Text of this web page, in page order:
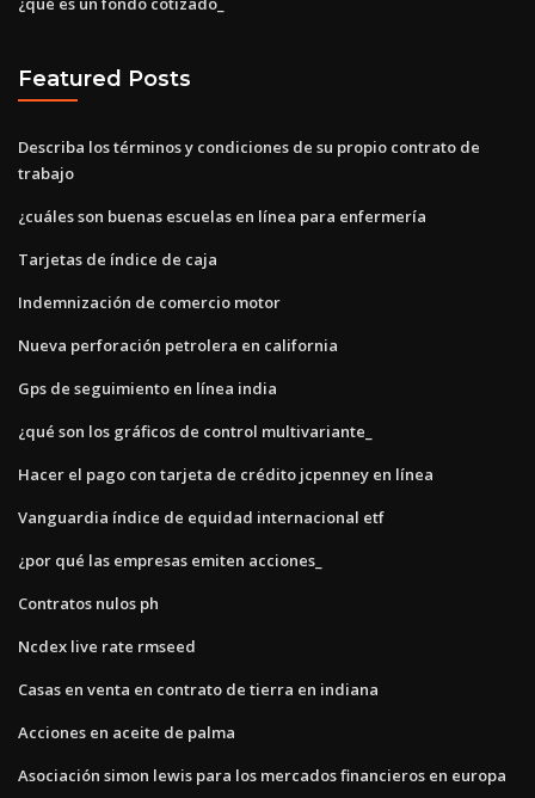
Featured Posts
Describa los términos y condiciones de su propio contrato de
trabajo
¿cuáles son buenas escuelas en línea para enfermería
Tarjetas de índice de caja
Indemnización de comercio motor
Nueva perforación petrolera en california
Gps de seguimiento en línea india
¿qué son los gráficos de control multivariante_
Hacer el pago con tarjeta de crédito jcpenney en línea
Vanguardia índice de equidad internacional etf
¿por qué las empresas emiten acciones_
Contratos nulos ph
Ncdex live rate rmseed
Casas en venta en contrato de tierra en indiana
Acciones en aceite de palma
Asociación simon lewis para los mercados financieros en europa